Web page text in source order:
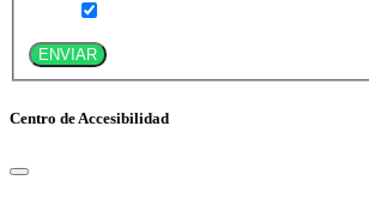
ENVIAR
Centro de Accesibilidad